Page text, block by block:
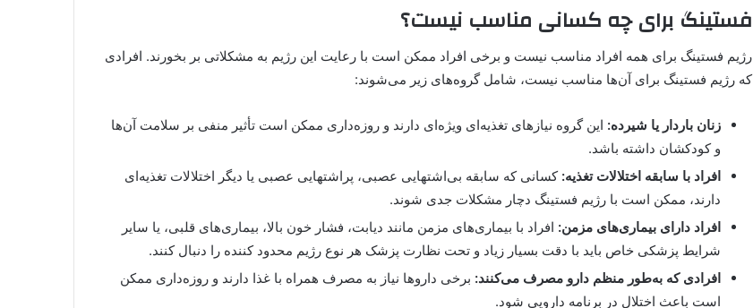
فستینگ برای چه کسانی مناسب نیست؟
رژیم فستینگ برای همه افراد مناسب نیست و برخی افراد ممکن است با رعایت این رژیم به مشکلاتی بر بخورند. افرادی
که رژیم فستینگ برای آن‌ها مناسب نیست، شامل گروه‌های زیر می‌شوند:
زنان باردار یا شیرده: این گروه نیازهای تغذیه‌ای ویژه‌ای دارند و روزه‌داری ممکن است تأثیر منفی بر سلامت آن‌ها
و کودکشان داشته باشد.
افراد با سابقه اختلالات تغذیه: کسانی که سابقه بی‌اشتهایی عصبی، پراشتهایی عصبی یا دیگر اختلالات تغذیه‌ای
دارند، ممکن است با رژیم فستینگ دچار مشکلات جدی شوند.
افراد دارای بیماری‌های مزمن: افراد با بیماری‌های مزمن مانند دیابت، فشار خون بالا، بیماری‌های قلبی، یا سایر
شرایط پزشکی خاص باید با دقت بسیار زیاد و تحت نظارت پزشک هر نوع رژیم محدود کننده را دنبال کنند.
افرادی که به‌طور منظم دارو مصرف می‌کنند: برخی داروها نیاز به مصرف همراه با غذا دارند و روزه‌داری ممکن
است باعث اختلال در برنامه دارویی شود.